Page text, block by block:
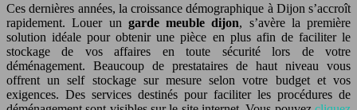
Ces dernières années, la croissance démographique à Dijon s’accroît
rapidement. Louer un garde meuble dijon, s’avère la première
solution idéale pour obtenir une pièce en plus afin de faciliter le
stockage de vos affaires en toute sécurité lors de votre
déménagement. Beaucoup de prestataires de haut niveau vous
offrent un self stockage sur mesure selon votre budget et vos
exigences. Des services destinés pour faciliter les procédures de